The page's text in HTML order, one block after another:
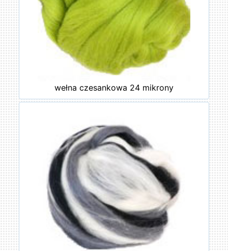
wełna czesankowa 24 mikrony